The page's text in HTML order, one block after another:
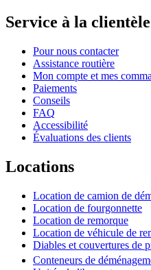
Service à la clientèle
Pour nous contacter
Assistance routière
Mon compte et mes
Paiements
Conseils
FAQ
Accessibilité
Évaluations des clients
Locations
Location de camion de
Location de fourgonnette
Location de remorque
Location de véhicule de
Diables et couvertures de
Conteneurs de